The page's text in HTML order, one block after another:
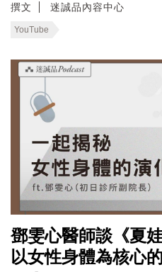
撰文 迷誠品內容中心
YouTube
鄧雯心醫師談《夏
以女性身體為核心